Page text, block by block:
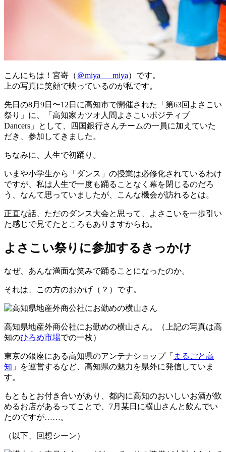
こんにちは！宮嵜（ ＠miya___miya）です。
上の写真に笑顔で映っているのが私です。
先日の8月9日〜12日に高知市で開催された「第63回よさこい
祭り」に、「高知家カツオ人間よさこいポジティブ
Dancers」として、四国銀行さんチームの一員に加えていた
だき、参加してきました。
ちなみに、人生で初踊り。
いまや小学生から「ダンス」の授業は必修化されているわけ
ですが、私は人生で一度も踊ることなく幕を閉じるのだろ
う、なんて思っていましたが、こんな機会が訪れるとは。
正直な話、ただのダンス大会と思って、よさこいを一歩引い
た感じで見てたところもありますからね。
よさこい祭りに参加するきっかけ
なぜ、あんな満面な笑みで踊ることになったのか。
それは、この方のおかげ（？）です。
高知県地産外商公社にお勤めの横山さん。（上記の写真は高
知のひろめ市場での一枚）
東京の銀座にある高知県のアンテナショップ「 まるごと高
知 」を運営するなど、高知県の魅力を県外に発信していま
す。
もともとお付き合いがあり、都内に高知のおいしいお酒が飲
めるお店があるってことで、7月某日に横山さんと飲んでい
たのですが……。
（以下、回想シーン）